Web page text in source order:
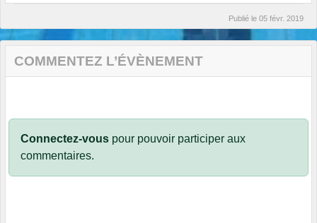
Publié le 05 févr. 2019
COMMENTEZ L’ÉVÈNEMENT
Connectez-vous pour pouvoir participer aux
commentaires.